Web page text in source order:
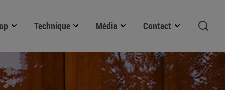
Technique Média Contact